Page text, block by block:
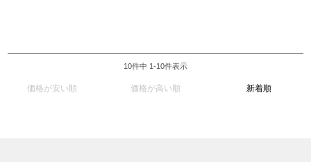
価格が安い順 価格が高い順 新着順
10件中 1 -10件表示